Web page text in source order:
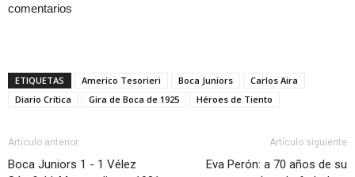
comentarios
ETIQUETAS Americo Tesorieri Boca Juniors
Carlos Aira
Diario Crítica
Gira de Boca de 1925 Héroes de Tiento
Artículo anterior
Boca Juniors 1 - 1 Vélez
Artículo siguiente
Eva Perón: a 70 años de su